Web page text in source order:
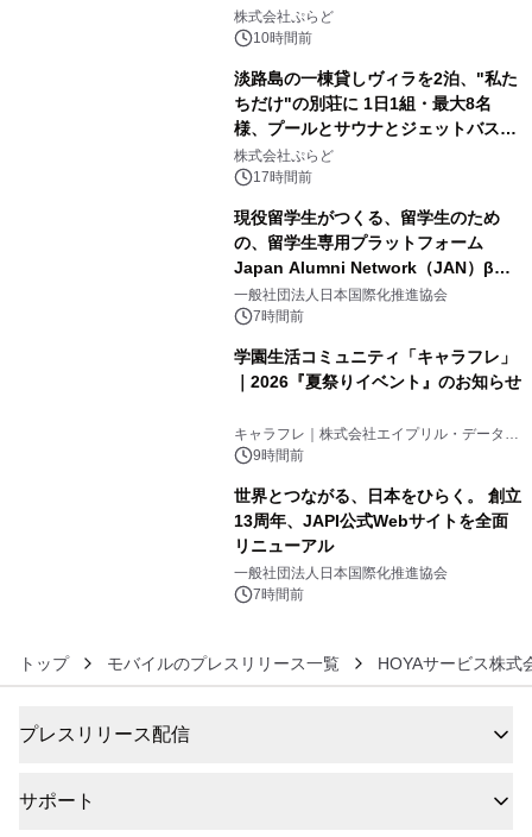
サウナも 「THE BOXY AWAJI」のお
得な素泊まり連泊プランで
株式会社ぷらど
10時間前
淡路島の一棟貸しヴィラを2泊、"私た
ちだけ"の別荘に 1日1組・最大8名
様、プールとサウナとジェットバス付
きで Villa Mon Temps AWAJIの連泊
素泊りプラン
株式会社ぷらど
17時間前
現役留学生がつくる、留学生のため
の、留学生専用プラットフォーム
Japan Alumni Network（JAN）β版
をリリース
一般社団法人日本国際化推進協会
7時間前
学園生活コミュニティ「キャラフレ」
｜2026『夏祭りイベント』のお知らせ
キャラフレ｜株式会社エイプリル・データ・
デザインズ
9時間前
世界とつながる、日本をひらく。 創立
13周年、JAPI公式Webサイトを全面
リニューアル
一般社団法人日本国際化推進協会
7時間前
トップ モバイルのプレスリリース一覧 HOYAサービス株式
プレスリリース配信
サポート